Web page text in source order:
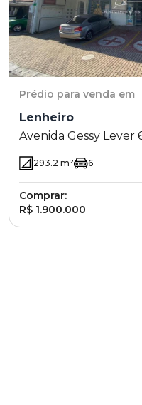
Prédio para venda em
Lenheiro
Avenida Gessy Lever
293.2 m² 6
Comprar:
R$ 1.900.000